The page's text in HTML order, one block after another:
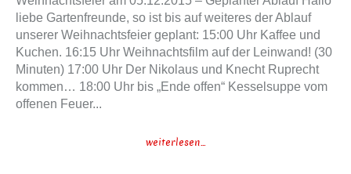
liebe Gartenfreunde, so ist bis auf weiteres der Ablauf
unserer Weihnachtsfeier geplant: 15:00 Uhr Kaffee und
Kuchen. 16:15 Uhr Weihnachtsfilm auf der Leinwand! (30
Minuten) 17:00 Uhr Der Nikolaus und Knecht Ruprecht
kommen… 18:00 Uhr bis „Ende offen“ Kesselsuppe vom
offenen Feuer...
weiterlesen...